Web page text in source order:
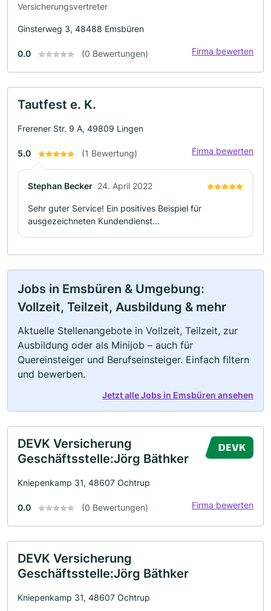
Versicherungsvertreter
Ginsterweg 3, 48488 Emsbüren
0.0 (0 Bewertungen) Firma bewerten
Tautfest e. K.
Frerener Str. 9 A, 49809 Lingen
5.0 (1 Bewertung) Firma bewerten
Stephan Becker 24. April 2022
Sehr guter Service! Ein positives Beispiel für
ausgezeichneten Kundendienst...
Jobs in Emsbüren & Umgebung:
Vollzeit, Teilzeit, Ausbildung & mehr
Aktuelle Stellenangebote in Vollzeit, Teilzeit, zur
Ausbildung oder als Minijob – auch für
Quereinsteiger und Berufseinsteiger. Einfach filtern
und bewerben.
Jetzt alle Jobs in Emsbüren ansehen
DEVK Versicherung
Geschäftsstelle:Jörg Bäthker
Kniepenkamp 31, 48607 Ochtrup
0.0 (0 Bewertungen) Firma bewerten
DEVK Versicherung
Geschäftsstelle:Jörg Bäthker
Kniepenkamp 31, 48607 Ochtrup